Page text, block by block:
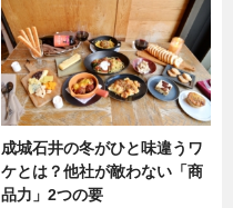
成城石井の冬がひと味違うワ
ケとは？他社が敵わない「商
品力」2つの要